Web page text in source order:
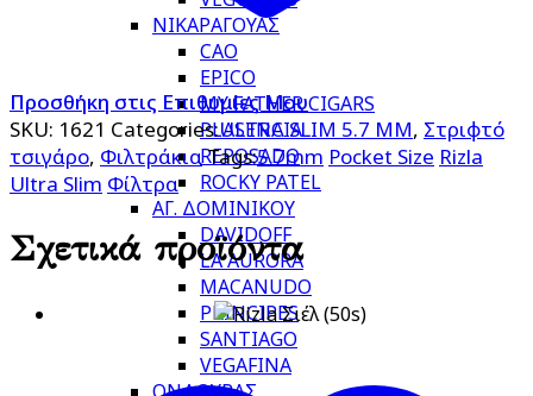
ΝΙΚΑΡΑΓΟΥΑΣ
CAO
EPICO
MY FATHER CIGARS
PLASENCIA
REPOSADO
ROCKY PATEL
ΑΓ. ΔΟΜΙΝΙΚΟΥ
DAVIDOFF
LA AURORA
MACANUDO
PRINCIPES
SANTIAGO
VEGAFINA
Προσθήκη στις Επιθυμίες Μου
SKU: 1621 Categories:ULTRA SLIM 5.7 MM, Στριφτό
τσιγάρο, ΦιλτράκιαTags:5.7mm Pocket Size Rizla
Ultra Slim Φίλτρα
Σχετικά προϊόντα